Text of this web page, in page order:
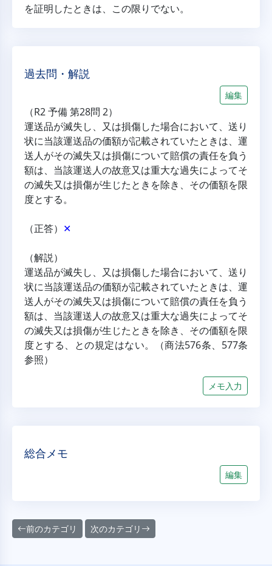
を証明したときは、この限りでない。
過去問・解説
編集
（R2 予備 第28問 2）
運送品が滅失し、又は損傷した場合において、送り
状に当該運送品の価額が記載されていたときは、運
送人がその滅失又は損傷について賠償の責任を負う
額は、当該運送人の故意又は重大な過失によってそ
の滅失又は損傷が生じたときを除き、その価額を限
度とする。
（正答） ✕
（解説）
運送品が滅失し、又は損傷した場合において、送り
状に当該運送品の価額が記載されていたときは、運
送人がその滅失又は損傷について賠償の責任を負う
額は、当該運送人の故意又は重大な過失によってそ
の滅失又は損傷が生じたときを除き、その価額を限
度とする、との規定はない。（商法576条、577条
参照）
メモ入力
総合メモ
編集
前のカテゴリ 次のカテゴリ